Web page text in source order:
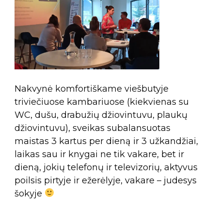
Nakvynė komfortiškame viešbutyje
triviečiuose kambariuose (kiekvienas su
WC, dušu, drabužių džiovintuvu, plaukų
džiovintuvu), sveikas subalansuotas
maistas 3 kartus per dieną ir 3 užkandžiai,
laikas sau ir knygai ne tik vakare, bet ir
dieną, jokių telefonų ir televizorių, aktyvus
poilsis pirtyje ir ežerėlyje, vakare – judesys
šokyje